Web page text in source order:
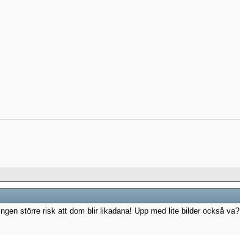
större risk att dom blir likadana! Upp med lite bilder också va?